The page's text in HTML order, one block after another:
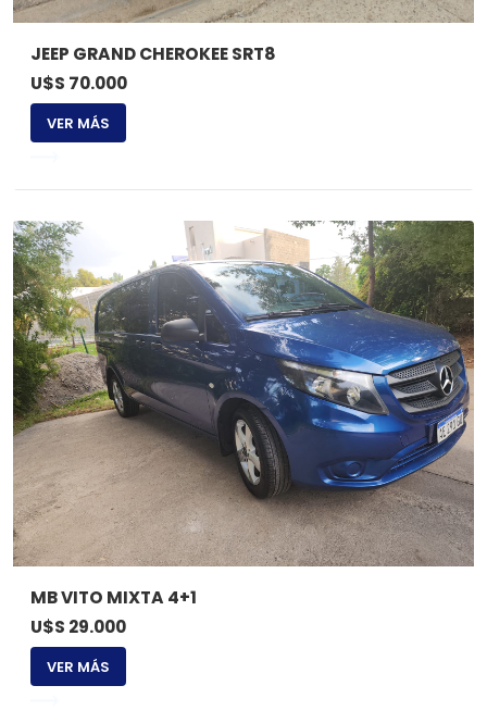
JEEP GRAND CHEROKEE SRT8
U$S 70.000
VER MÁS
MB VITO MIXTA 4+1
U$S 29.000
VER MÁS